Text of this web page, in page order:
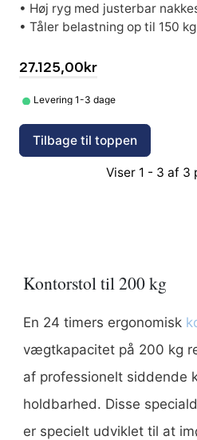
• Høj ryg med justerbar
• Tåler belastning op til 150 kg
27.125,00kr
• Levering 1-3 dage
Tilbage til toppen
Viser 1 - 3 af 3
Kontorstol til 200 kg
En 24 timers ergonomisk
vægtkapacitet på 200 kg
af professionelt siddende
holdbarhed. Disse
er specielt udviklet til at